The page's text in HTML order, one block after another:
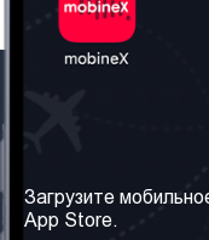
Наши сервисы
Загрузите
App Store.